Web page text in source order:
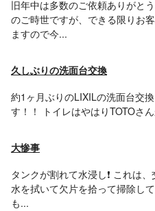
旧年中は多数のご依頼ありがと
のご時世ですが、できる限りお
ますので今...
久しぶりの洗面台交換
約1ヶ月ぶりのLIXILの洗面台交
す！！ トイレはやはりTOTOさ
大惨事
タンクが割れて水浸し❗️ これは
水を拭いて欠片を拾って掃除し
も...